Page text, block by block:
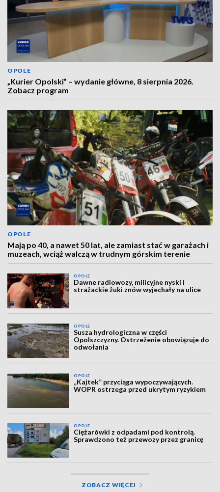
OPOLE
„Kurier Opolski” – wydanie główne, 8 sierpnia 2026.
Zobacz program
OPOLE
Mają po 40, a nawet 50 lat, ale zamiast stać w garażach i
muzeach, wciąż walczą w trudnym górskim terenie
OPOLE
Dawne radiowozy, milicyjne nyski i
strażackie żuki znów wyjechały na ulice
OPOLE
Susza hydrologiczna w części
Opolszczyzny. Ostrzeżenie obowiązuje do
odwołania
OPOLE
„Kajtek” przyciąga wypoczywających.
WOPR ostrzega przed ukrytym ryzykiem
OPOLE
Ciężarówki z odpadami pod kontrolą.
Sprawdzono też przewozy przez granicę
ZOBACZ WIĘCEJ